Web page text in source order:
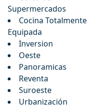
Supermercados
Cocina Totalmente
Equipada
Inversion
Oeste
Panoramicas
Reventa
Suroeste
Urbanización